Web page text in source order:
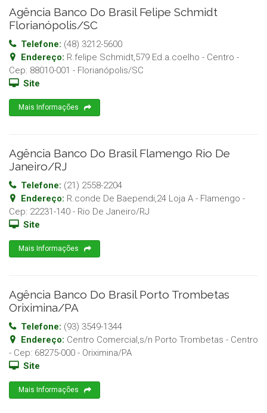
Agência Banco Do Brasil Felipe Schmidt
Florianópolis/SC
Telefone: (48) 3212-5600
Endereço: R.felipe Schmidt,579 Ed.a.coelho - Centro -
Cep: 88010-001 - Florianópolis/SC
Site
Mais Informações
Agência Banco Do Brasil Flamengo Rio De
Janeiro/RJ
Telefone: (21) 2558-2204
Endereço: R.conde De Baependi,24 Loja A - Flamengo -
Cep: 22231-140 - Rio De Janeiro/RJ
Site
Mais Informações
Agência Banco Do Brasil Porto Trombetas
Oriximina/PA
Telefone: (93) 3549-1344
Endereço: Centro Comercial,s/n Porto Trombetas - Centro
- Cep: 68275-000 - Oriximina/PA
Site
Mais Informações